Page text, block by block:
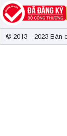
© 2013 - 2023 Bản